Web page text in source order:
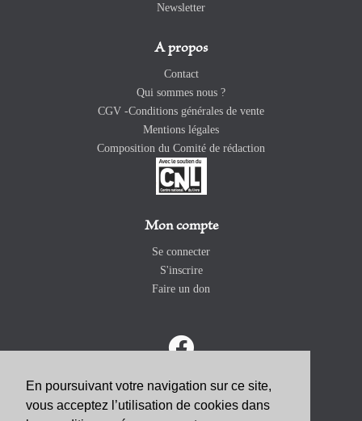
En poursuivant votre navigation sur ce site,
vous acceptez l’utilisation de cookies dans
Newsletter
A propos
Contact
Qui sommes nous ?
CGV -Conditions générales de vente
Mentions légales
Composition du Comité de rédaction
Mon compte
Se connecter
S'inscrire
Faire un don
ABONNEZ-VOUS